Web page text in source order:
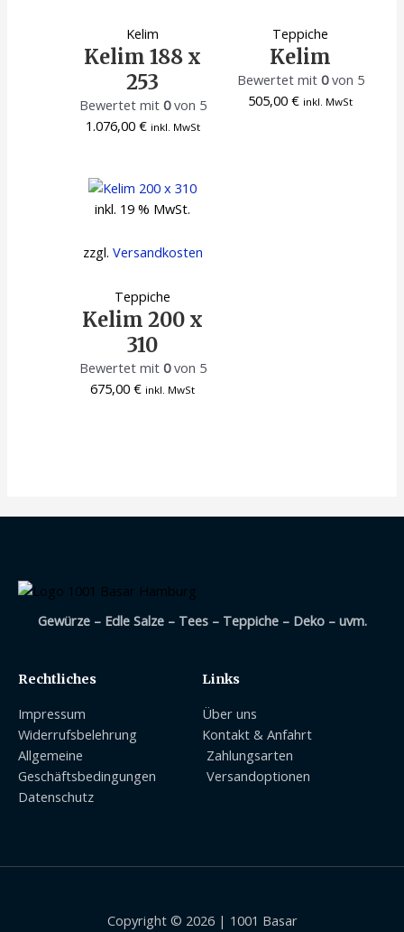
Kelim
Kelim 188 x
253
Bewertet mit 0von 5
1.076,00 € inkl. MwSt
Teppiche
Kelim
Bewertet mit 0von 5
505,00€ inkl. MwSt
inkl. 19 % MwSt.
zzgl. Versandkosten
Teppiche
Kelim 200 x
310
Bewertet mit 0von 5
675,00€ inkl. MwSt
Gewürze – Edle Salze – Tees – Teppiche – Deko – uvm.
Rechtliches
Impressum
Widerrufsbelehrung
Allgemeine
Geschäftsbedingungen
Datenschutz
Links
Über uns
Kontakt & Anfahrt
Zahlungsarten
Versandoptionen
Copyright © 2026 | 1001 Basar